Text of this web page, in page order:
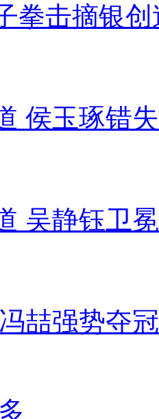
拳击摘银
侯玉琢错
吴静钰卫冕
喆强势夺冠